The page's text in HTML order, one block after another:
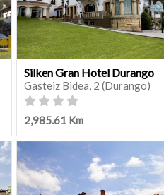
Silken Gran Hotel Durango
Gasteiz Bidea, 2 (Durango)
2,985.61 Km